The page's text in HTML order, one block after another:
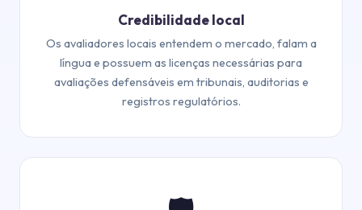
Credibilidade local
Os avaliadores locais entendem o mercado, falam a
língua e possuem as licenças necessárias para
avaliações defensáveis ​​em tribunais, auditorias e
registros regulatórios.